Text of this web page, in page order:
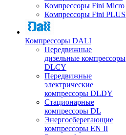
Компрессоры Fini Micro
Компрессоры Fini PLUS
Компрессоры DALI
Передвижные
дизельные компрессоры
DLCY
Передвижные
электрические
компрессоры DLDY
Стационарные
компрессоры DL
Энергосберегающие
компрессоры EN II